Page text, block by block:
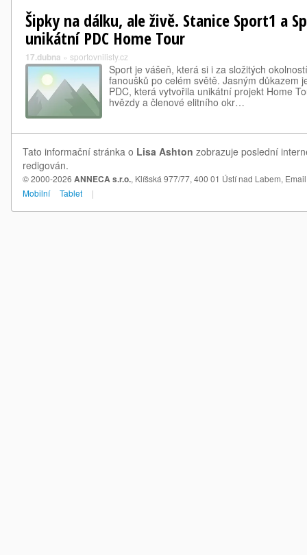
Šipky na dálku, ale živě. Stanice Sport1 a
unikátní PDC Home Tour
17.dubna » sportovnilisty.cz
Sport je vášeň, která si i za složitých
fanoušků po celém světě. Jasným důkazem
PDC, která vytvořila unikátní projekt Home
hvězdy a členové elitního okr…
Tato informační stránka o Lisa Ashton zobrazuje poslední
redigován.
© 2000-2026 ANNECA s.r.o., Klíšská 977/77, 400 01 Ústí nad Labem,
Mobilní
Tablet |